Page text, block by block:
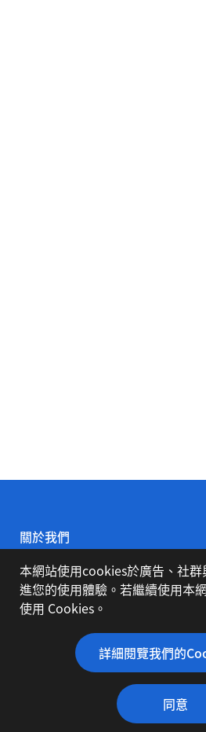
關於我們
公司簡介
代理品牌
本網站使用cookies於廣告、社
進您的使用體驗。若繼續使用本
使用 Cookies。
詳細閱覽我們的
同意